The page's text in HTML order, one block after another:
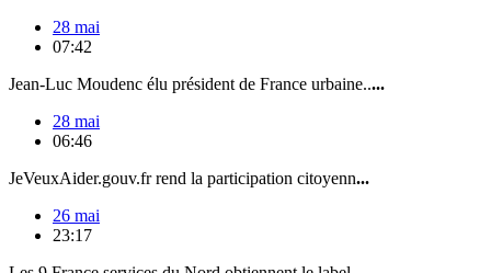
28 mai
07:42
Jean-Luc Moudenc élu président de France urbaine.....
28 mai
06:46
JeVeuxAider.gouv.fr rend la participation citoyenn...
26 mai
23:17